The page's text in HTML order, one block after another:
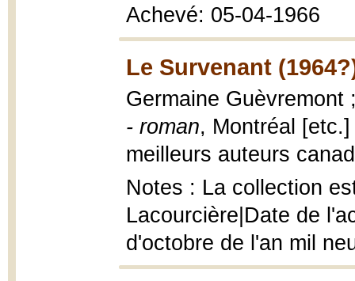
Achevé: 05-04-1966
Le Survenant
Germaine
- roman, Montréal
meilleurs auteurs
Notes : La collection
Lacourcière|Date de
d'octobre de l'an mil